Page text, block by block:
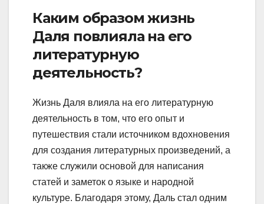
Каким образом жизнь
Даля повлияла на его
литературную
деятельность?
Жизнь Даля влияла на его литературную
деятельность в том, что его опыт и
путешествия стали источником вдохновения
для создания литературных произведений, а
также служили основой для написания
статей и заметок о языке и народной
культуре. Благодаря этому, Даль стал одним